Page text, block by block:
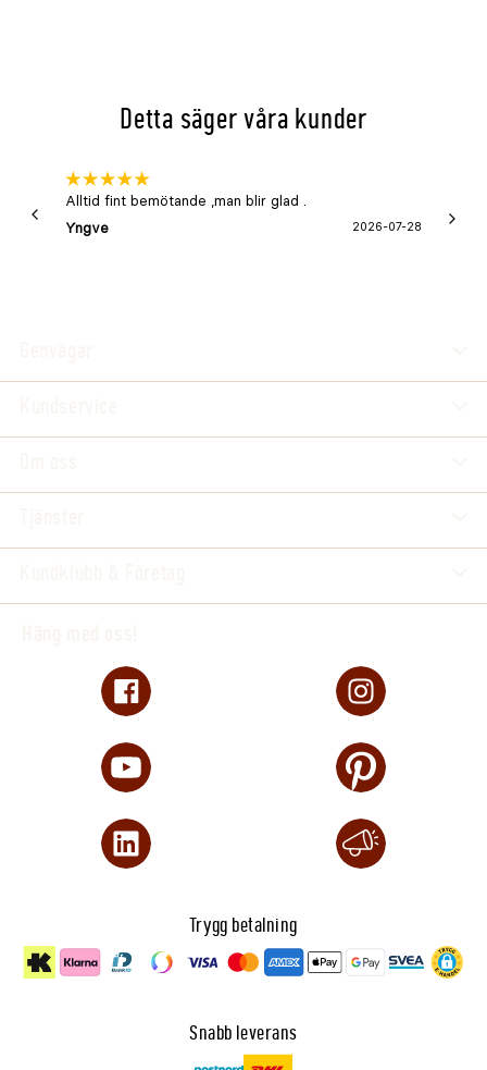
Detta säger våra kunder
Alltid fint bemötande ,man blir glad .
Yngve
2026-07-28
Trygg betalning
Snabb leverans